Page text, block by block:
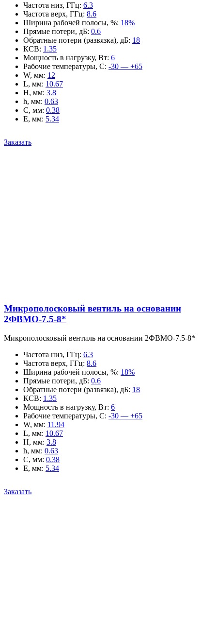
Частота низ, ГГц: 6.3
Частота верх, ГГц: 8.6
Ширина рабочей полосы, %: 18%
Прямые потери, дБ: 0.6
Обратные потери (развязка), дБ: 18
КСВ: 1.35
Мощность в нагрузку, Вт: 6
Рабочие температуры, С: -30 — +65
W, мм: 12
L, мм: 10.67
H, мм: 3.8
h, мм: 0.63
C, мм: 0.38
E, мм: 5.34
Заказать
Микрополосковый вентиль на основании
2ФВМO-7.5-8*
Микрополосковый вентиль на основании 2ФВМO-7.5-8*
Частота низ, ГГц: 6.3
Частота верх, ГГц: 8.6
Ширина рабочей полосы, %: 18%
Прямые потери, дБ: 0.6
Обратные потери (развязка), дБ: 18
КСВ: 1.35
Мощность в нагрузку, Вт: 6
Рабочие температуры, С: -30 — +65
W, мм: 11.94
L, мм: 10.67
H, мм: 3.8
h, мм: 0.63
C, мм: 0.38
E, мм: 5.34
Заказать